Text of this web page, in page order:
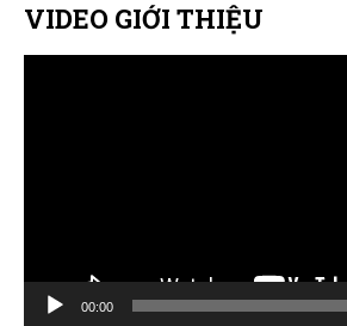
VIDEO GIỚI THIỆU
00:00